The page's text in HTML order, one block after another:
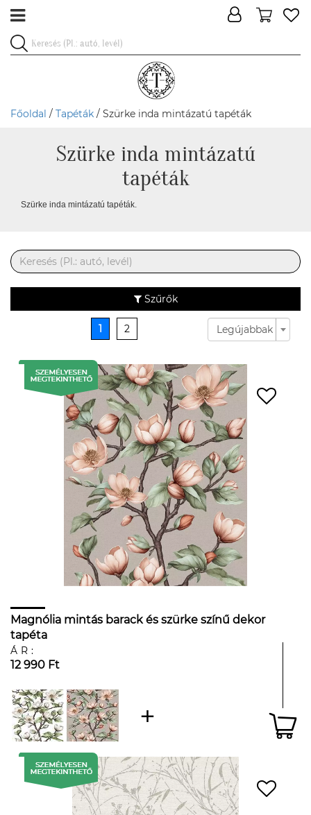
Főoldal / Tapéták / Szürke inda mintázatú tapéták
Szürke inda mintázatú
tapéták
Szürke inda mintázatú tapéták.
Szűrők
1 2 Legújabbak
Magnólia mintás barack és szürke színű dekor
tapéta
ÁR:
12 990 Ft